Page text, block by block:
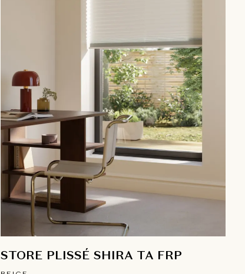
STORE PLISSÉ SHIRA TA FRP